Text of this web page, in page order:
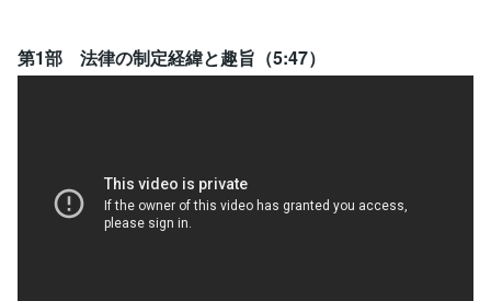
第1部 法律の制定経緯と趣旨（5:47）